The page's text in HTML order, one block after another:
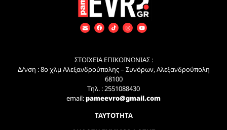
ΣΤΟΙΧΕΙΑ ΕΠΙΚΟΙΝΩΝΙΑΣ :
Δ/νση : 8ο χλμ Αλεξανδρούπολης – Συνόρων, Αλεξανδρούπολη
68100
Τηλ. : 2551088430
email:pameevro@gmail.com
ΤΑΥΤΟΤΗΤΑ